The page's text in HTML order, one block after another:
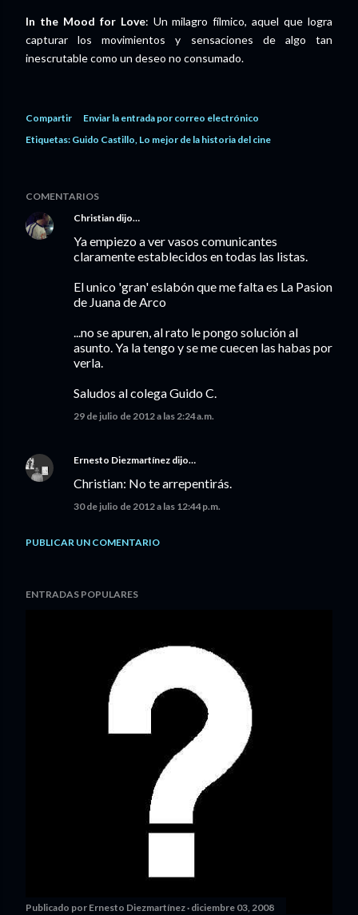
In the Mood for Love: Un milagro fílmico, aquel que logra
capturar los movimientos y sensaciones de algo tan
inescrutable como un deseo no consumado.
Compartir
Enviar la entrada por correo electrónico
Etiquetas: Guido Castillo Lo mejor de la historia del cine
COMENTARIOS
Christian dijo…
Ya empiezo a ver vasos comunicantes
claramente establecidos en todas las listas.
El unico 'gran' eslabón que me falta es La Pasion
de Juana de Arco
...no se apuren, al rato le pongo solución al
asunto. Ya la tengo y se me cuecen las habas por
verla.
Saludos al colega Guido C.
29 de julio de 2012 a las 2:24 a.m.
Ernesto Diezmartínez dijo…
Christian: No te arrepentirás.
30 de julio de 2012 a las 12:44 p.m.
PUBLICAR UN COMENTARIO
ENTRADAS POPULARES
Publicado por Ernesto Diezmartínez diciembre 03, 2008